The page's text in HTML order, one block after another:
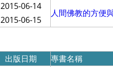
2015-06-14
2015-06-15
人間佛教的方便
出版日期 專書名稱